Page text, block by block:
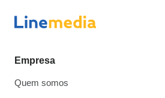
Empresa
Quem somos